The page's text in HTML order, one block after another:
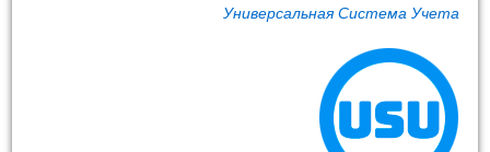
Универсальная Система Учета